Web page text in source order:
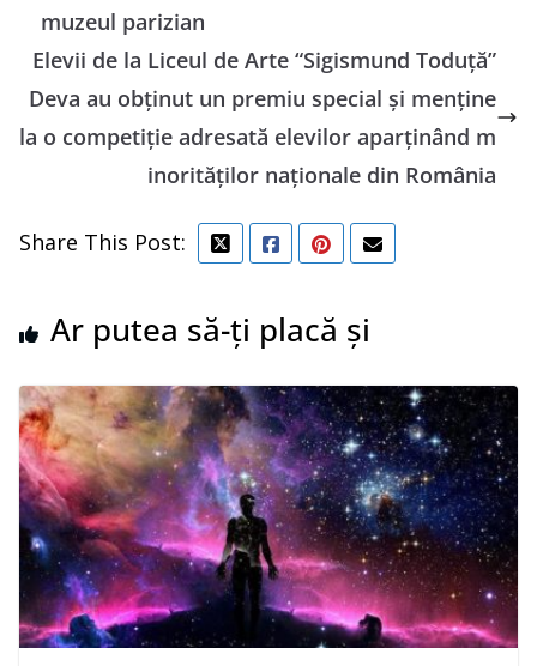
muzeul parizian
Elevii de la Liceul de Arte “Sigismund Toduță”
Deva au obținut un premiu special și menține
la o competiție adresată elevilor aparținând m
inorităților naționale din România
Share This Post:
Ar putea să-ți placă și